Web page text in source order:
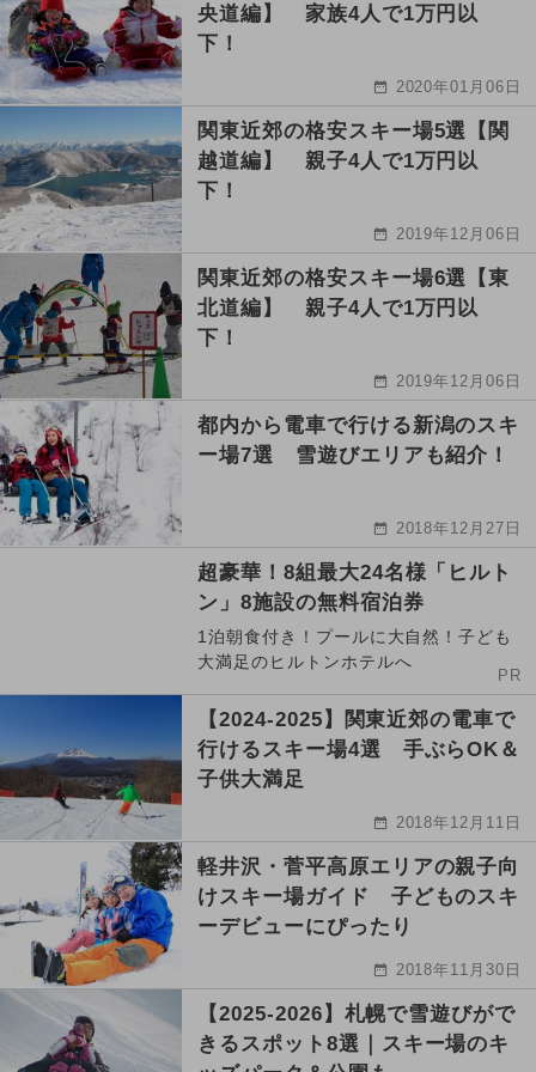
央道編】 家族4人で1万円以
下！
2020年01月06日
関東近郊の格安スキー場5選【関
越道編】 親子4人で1万円以
下！
2019年12月06日
関東近郊の格安スキー場6選【東
北道編】 親子4人で1万円以
下！
2019年12月06日
都内から電車で行ける新潟のスキ
ー場7選 雪遊びエリアも紹介！
2018年12月27日
超豪華！8組最大24名様「ヒルト
ン」8施設の無料宿泊券
1泊朝食付き！プールに大自然！子ども
大満足のヒルトンホテルへ
PR
【2024-2025】関東近郊の電車で
行けるスキー場4選 手ぶらOK＆
子供大満足
2018年12月11日
軽井沢・菅平高原エリアの親子向
けスキー場ガイド 子どものスキ
ーデビューにぴったり
2018年11月30日
【2025-2026】札幌で雪遊びがで
きるスポット8選｜スキー場のキ